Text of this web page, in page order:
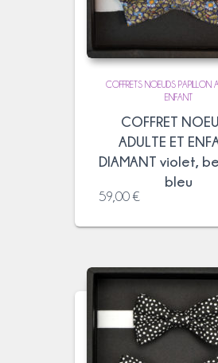
COFFRETS NOEUDS PAPILLON
ENFANT
COFFRET
ADULTE ET
DIAMANT violet,
bleu
59,00€